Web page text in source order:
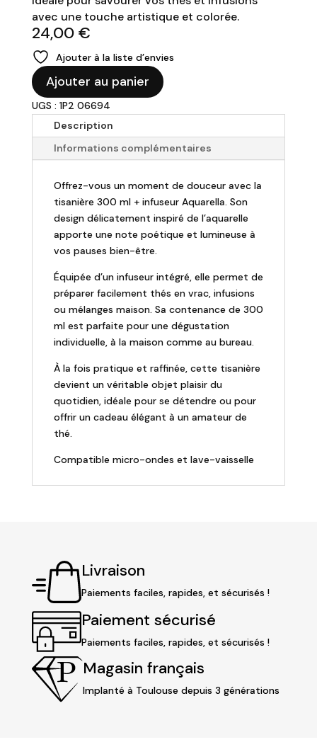
avec une touche artistique et colorée.
24,00 €
Ajouter à la liste d’envies
quantité
de
Tisanière
son
infuseur
300ml
Ajouter au panier
UGS : 1P2 06694
Description
Informations complémentaires
Offrez-vous un moment de douceur avec la
tisanière 300 ml + infuseur Aquarella. Son
design délicatement inspiré de l’aquarelle
apporte une note poétique et lumineuse à
vos pauses bien-être.
Équipée d’un infuseur intégré, elle permet de
préparer facilement thés en vrac, infusions
ou mélanges maison. Sa contenance de 300
ml est parfaite pour une dégustation
individuelle, à la maison comme au bureau.
À la fois pratique et raffinée, cette tisanière
devient un véritable objet plaisir du
quotidien, idéale pour se détendre ou pour
offrir un cadeau élégant à un amateur de
thé.
Compatible micro-ondes et lave-vaisselle
Livraison
Paiements faciles, rapides, et sécurisés !
Paiement sécurisé
Paiements faciles, rapides, et sécurisés !
Magasin français
Implanté à Toulouse depuis 3 générations